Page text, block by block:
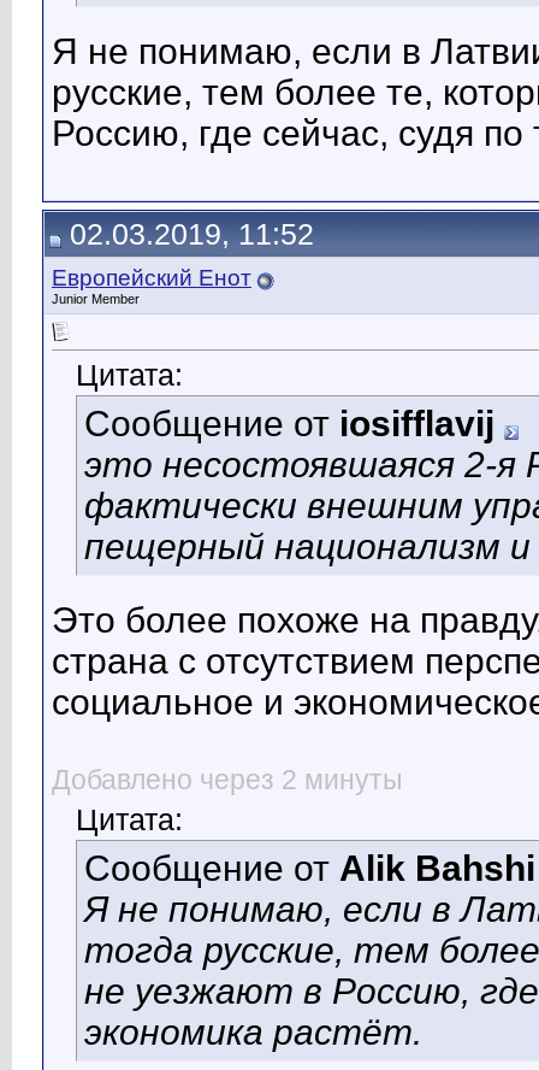
Я не понимаю, если в
русские, тем более те,
Россию, где сейчас, судя по
02.03.2019, 11:52
Европейский Енот
Junior Member
Цитата:
Сообщение от iosifflavij
это несостоявшаяся 2-я
фактически внешним
пещерный национализм
Это более похоже на
страна с отсутствием
социальное и
Добавлено через 2 минуты
Цитата:
Сообщение от Alik Bahshi
Я не понимаю, если в
тогда русские, тем
не уезжают в Россию,
экономика растёт.